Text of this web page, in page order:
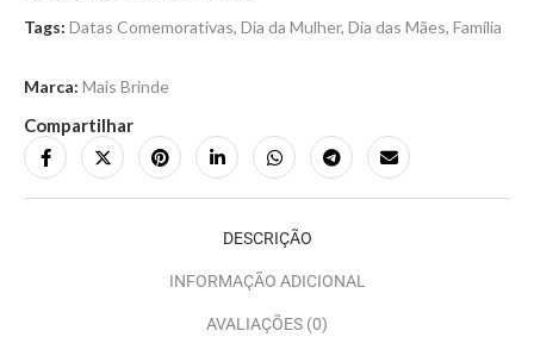
Tags: Datas Comemorativas, Dia da Mulher, Dia das Mães, Família
Marca: Mais Brinde
Compartilhar
DESCRIÇÃO
INFORMAÇÃO ADICIONAL
AVALIAÇÕES (0)